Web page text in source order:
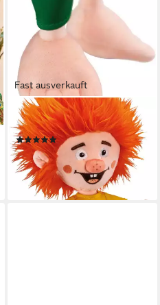
Fast ausverkauft
SCHMIDT SPIELE
Plüschfigur Pumuckel
(15)
ab 19,26 € UVP24,99 €
-23%
lieferbar - in 1-2 Werktagen bei dir